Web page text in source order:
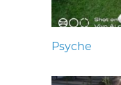
Psyche